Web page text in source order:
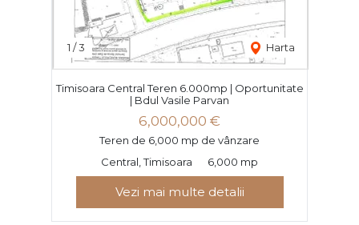
1 /3 Harta
Timisoara Central Teren 6.000mp | Oportunitate
| Bdul Vasile Parvan
6,000,000 €
Teren de 6,000 mp de vânzare
Central, Timisoara
6,000 mp
Vezi mai multe detalii